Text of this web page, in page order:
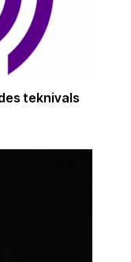
teknivals